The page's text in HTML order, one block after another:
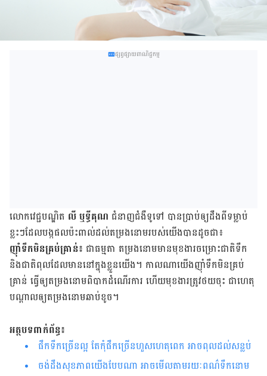
ផ្សព្វផ្សាយពាណិជ្ជកម្ម
លោក​វេជ្ជបណ្ឌិត លី ឬទ្ធីគុណ ជំនាញជំងឺទូទៅ បាន​ប្រាប់​ឲ្យ​ដឹង​ពី​ទម្លាប់​
ខ្លះៗ​ដែល​បង្ក​ផល​ប៉ះពាល់​ដល់​តម្រង​នោម​របស់​យើង​បាន​ដូចជា៖
ញ៉ាំ​ទឹក​មិន​គ្រប់គ្រាន់៖ ជាធម្មតា តម្រងនោម​មាន​មុខងារ​ចម្រោះជាតិ​ទឹក
និង​ជាតិ​ពុល​ដែល​មាន​នៅ​ក្នុង​ខ្លួន​យើង។ កាលណា​យើង​ញ៉ាំ​ទឹក​មិន​គ្រប់​
គ្រាន់ ធ្វើ​ឲ្យ​តម្រងនោម​ពិបាក​ដំណើរ​ការ ហើយ​មុខ​ងារ​ត្រូវ​ថយចុះ ជាហេតុ​
បណ្តាល​ឲ្យ​តម្រងនោម​ឆាប់​ខូច។
អត្ថបទពាក់ព័ន្ធ៖
​ផឹកទឹកច្រើនល្អ តែកុំផឹកច្រើនហួសហេតុពេក អាចពុលដល់សន្លប់
ចង់ដឹងសុខភាពយើងបែបណា អាចមើលតាមរយៈពណ៌ទឹកនោម